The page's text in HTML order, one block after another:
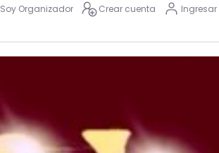
Soy Organizador Crear cuenta Ingresar